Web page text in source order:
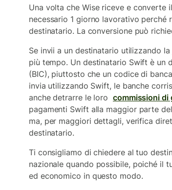
Una volta che Wise riceve e converte
necessario 1 giorno lavorativo perché
destinatario. La conversione può
Se invii a un destinatario utilizzando la
più tempo. Un destinatario Swift è un
(BIC), piuttosto che un codice di
invia utilizzando Swift, le banche
anche detrarre le loro commissioni di
pagamenti Swift alla maggior parte
ma, per maggiori dettagli, verifica
destinatario.
Ti consigliamo di chiedere al tuo
nazionale quando possibile, poiché il
ed economico in questo modo.